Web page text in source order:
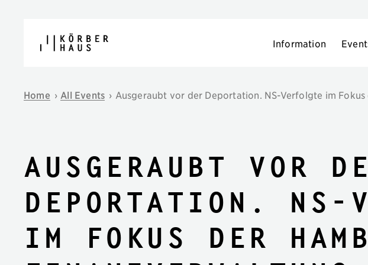
Information
Home › All Events › Ausgeraubt vor der Deportation. NS-Verfolgte im
Ausgeraubt vor
Deportation. NS-
im Fokus der